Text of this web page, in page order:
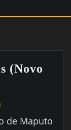
(novo
de Maputo